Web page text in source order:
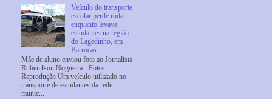
Veículo do transporte
escolar perde roda
enquanto levava
estudantes na região
do Lagedinho, em
Barrocas
Mãe de aluno enviou foto ao Jornalista
Rubenilson Nogueira - Fotos
Reprodução Um veículo utilizado no
transporte de estudantes da rede
munic...